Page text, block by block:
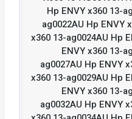
Hp ENVY x360 13-
ag0022AU Hp ENVY
x360 13-ag0024AU Hp
ENVY x360 13-
ag0027AU Hp ENVY
x360 13-ag0029AU Hp
ENVY x360 13-
ag0032AU Hp ENVY